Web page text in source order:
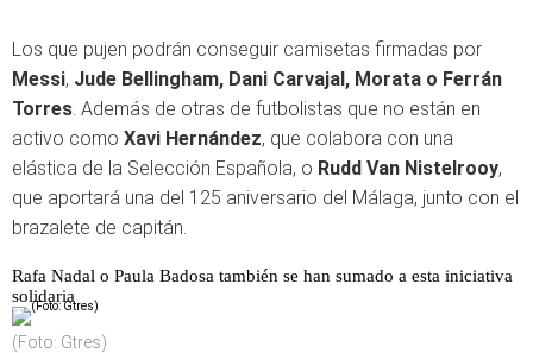
Los que pujen podrán conseguir camisetas firmadas por
Messi, Jude Bellingham, Dani Carvajal, Morata o Ferrán
Torres. Además de otras de futbolistas que no están en
activo como Xavi Hernández, que colabora con una
elástica de la Selección Española, o Rudd Van Nistelrooy,
que aportará una del 125 aniversario del Málaga, junto con el
brazalete de capitán.
Rafa Nadal o Paula Badosa también se han sumado a esta iniciativa
solidaria
(Foto: Gtres)